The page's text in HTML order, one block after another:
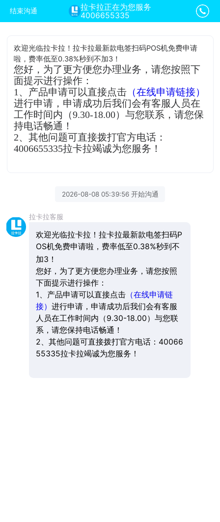
结束沟通
拉卡拉正在为您服务
4006655335
欢迎光临拉卡拉！拉卡拉最新款电签扫码POS机免费申请
啦，费率低至0.38%秒到不加3！
您好，为了更方便您办理业务，请您按照下
面提示进行操作：
1、产品申请可以直接点击 （在线申请链接）
进行申请，申请成功后我们会有客服人员在
工作时间内（9.30-18.00）与您联系，请您保
持电话畅通！
2、其他问题可直接拨打官方电话：
4006655335拉卡拉竭诚为您服务！
2026-08-08 05:39:56 开始沟通
拉卡拉客服
欢迎光临拉卡拉！拉卡拉最新款电签扫码P
OS机免费申请啦，费率低至0.38%秒到不
加3！
您好，为了更方便您办理业务，请您按照
下面提示进行操作：
1、产品申请可以直接点击（在线申请链
接） 进行申请，申请成功后我们会有客服
人员在工作时间内（9.30-18.00）与您联
系，请您保持电话畅通！
2、其他问题可直接拨打官方电话：40066
55335拉卡拉竭诚为您服务！